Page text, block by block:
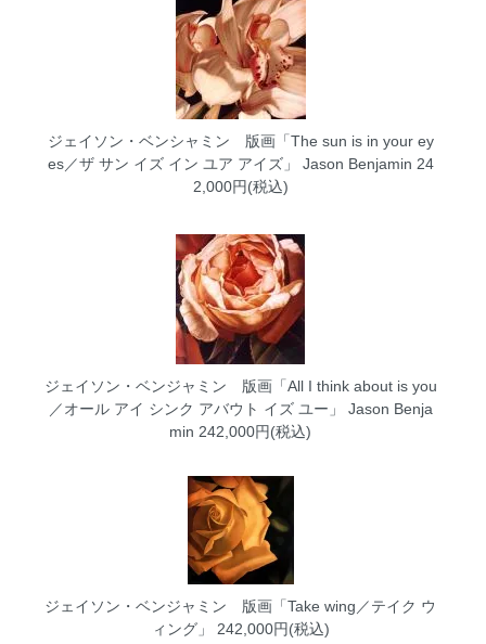
ジェイソン・ベンシャミン 版画「The sun is in your ey
es／ザ サン イズ イン ユア アイズ」
Jason Benjamin 24
2,000円(税込)
ジェイソン・ベンジャミン 版画「All I think about is you
／オール アイ シンク アバウト イズ ユー」
Jason Benja
min 242,000円(税込)
ジェイソン・ベンジャミン 版画「Take wing／テイク ウ
ィング」
242,000円(税込)